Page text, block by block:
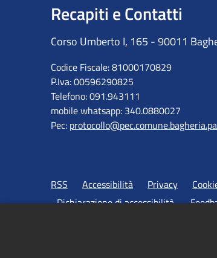
Recapiti e Contatti
Corso Umberto I, 165 - 90011
Codice Fiscale: 81000170829
P.Iva: 00596290825
Telefono: 091.943111
mobile whatsapp: 340.0880027
Pec:
RSS Accessibilità Privacy
Dichiarazione di accessibilità